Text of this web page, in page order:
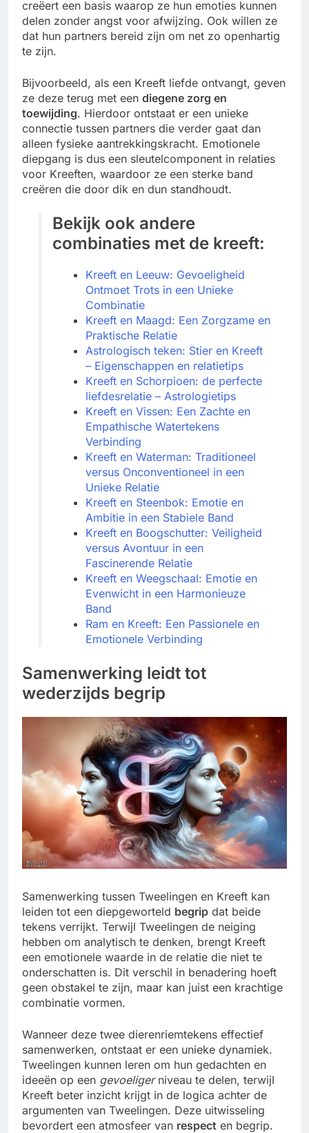
creëert een basis waarop ze hun emoties kunnen
delen zonder angst voor afwijzing. Ook willen ze
dat hun partners bereid zijn om net zo openhartig
te zijn.
Bijvoorbeeld, als een Kreeft liefde ontvangt, geven
ze deze terug met een diegene zorg en
toewijding. Hierdoor ontstaat er een unieke
connectie tussen partners die verder gaat dan
alleen fysieke aantrekkingskracht. Emotionele
diepgang is dus een sleutelcomponent in relaties
voor Kreeften, waardoor ze een sterke band
creëren die door dik en dun standhoudt.
Bekijk ook andere
combinaties met de kreeft:
Kreeft en Leeuw: Gevoeligheid
Ontmoet Trots in een Unieke
Combinatie
Kreeft en Maagd: Een Zorgzame en
Praktische Relatie
Astrologisch teken: Stier en Kreeft
– Eigenschappen en relatietips
Kreeft en Schorpioen: de perfecte
liefdesrelatie – Astrologietips
Kreeft en Vissen: Een Zachte en
Empathische Watertekens
Verbinding
Kreeft en Waterman: Traditioneel
versus Onconventioneel in een
Unieke Relatie
Kreeft en Steenbok: Emotie en
Ambitie in een Stabiele Band
Kreeft en Boogschutter: Veiligheid
versus Avontuur in een
Fascinerende Relatie
Kreeft en Weegschaal: Emotie en
Evenwicht in een Harmonieuze
Band
Ram en Kreeft: Een Passionele en
Emotionele Verbinding
Samenwerking leidt tot
wederzijds begrip
Samenwerking tussen Tweelingen en Kreeft kan
leiden tot een diepgeworteld begrip dat beide
tekens verrijkt. Terwijl Tweelingen de neiging
hebben om analytisch te denken, brengt Kreeft
een emotionele waarde in de relatie die niet te
onderschatten is. Dit verschil in benadering hoeft
geen obstakel te zijn, maar kan juist een krachtige
combinatie vormen.
Wanneer deze twee dierenriemtekens effectief
samenwerken, ontstaat er een unieke dynamiek.
Tweelingen kunnen leren om hun gedachten en
ideeën op een gevoeligerniveau te delen, terwijl
Kreeft beter inzicht krijgt in de logica achter de
argumenten van Tweelingen. Deze uitwisseling
bevordert een atmosfeer van respect en begrip.